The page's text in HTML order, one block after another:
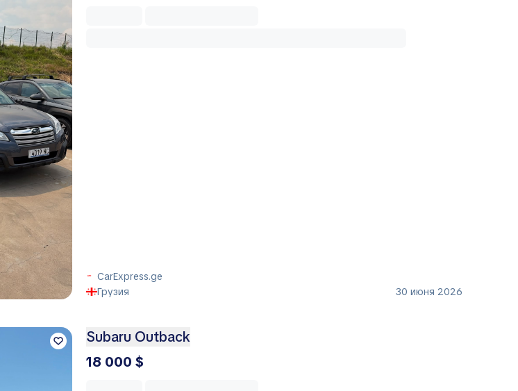
CarExpress.ge
Грузия
30 июня 2026
Subaru Outback
18 000 $